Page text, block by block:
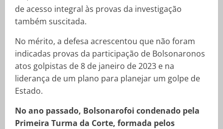
de acesso integral às provas da investigação
também suscitada.
No mérito, a defesa acrescentou que não foram
indicadas provas da participação de Bolsonaronos
atos golpistas de 8 de janeiro de 2023 e na
liderança de um plano para planejar um golpe de
Estado.
No ano passado, Bolsonarofoi condenado pela
Primeira Turma da Corte, formada pelos